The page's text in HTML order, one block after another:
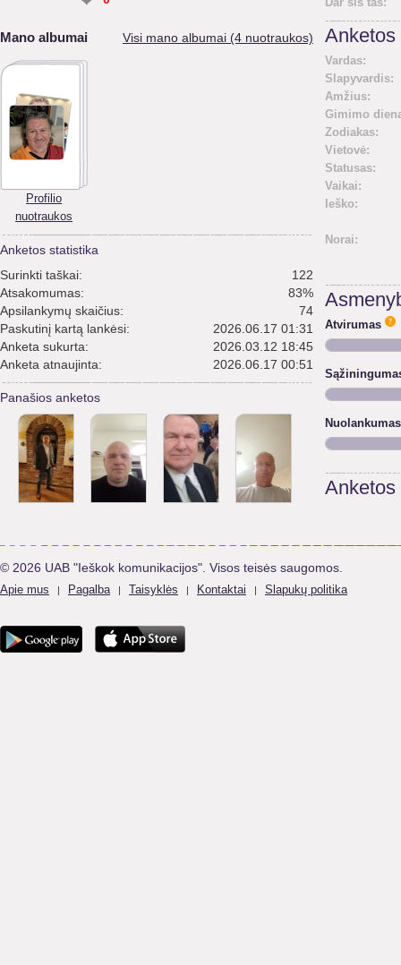
Mano albumai Visi mano albumai (4 nuotraukos)
Profilio
nuotraukos
Anketos statistika
Surinkti taškai:
122
Atsakomumas:
83%
Apsilankymų skaičius:
74
Paskutinį kartą lankėsi:
2026.06.17 01:31
Anketa sukurta:
2026.03.12 18:45
Anketa atnaujinta:
2026.06.17 00:51
Panašios anketos
Anketos
Vardas:
Slapyvardis:
Amžius:
Gimimo
Zodiakas:
Vietovė:
Statusas:
Vaikai:
Ieško:
Norai:
Atvirumas
Nuolankumas
Anketos
© 2026 UAB "Ieškok komunikacijos". Visos teisės saugomos.
Apie mus | Pagalba | Taisyklės | Kontaktai | Slapukų politika